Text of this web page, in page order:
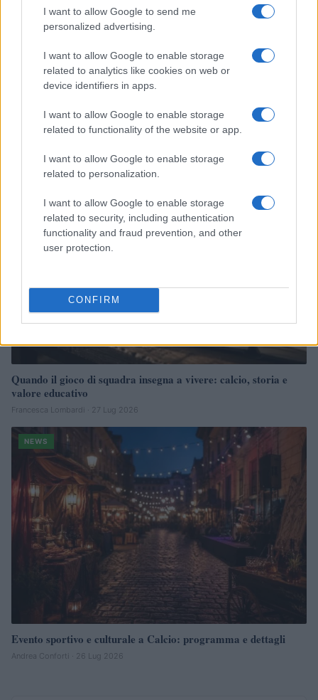
I want to allow Google to send me
personalized advertising.
I want to allow Google to enable storage
related to analytics like cookies on web or
device identifiers in apps.
I want to allow Google to enable storage
related to functionality of the website or app.
I want to allow Google to enable storage
related to personalization.
I want to allow Google to enable storage
related to security, including authentication
functionality and fraud prevention, and other
user protection.
CONFIRM
CSI Bergamo: Tra Corsi, Eventi e Protezione dei Dati
Personali
Quando il gioco di squadra insegna a vivere: calcio, storia e
valore educativo
Francesca Lombardi · 27 Lug 2026
NEWS
Evento sportivo e culturale a Calcio: programma e dettagli
Andrea Conforti · 26 Lug 2026